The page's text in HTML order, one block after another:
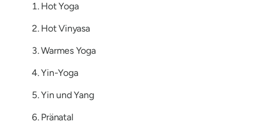
Hot Yoga
Hot Vinyasa
Warmes Yoga
Yin-Yoga
Yin und Yang
Pränatal